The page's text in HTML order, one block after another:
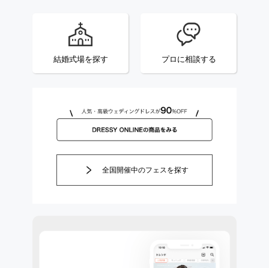
結婚式場を探す プロに相談する
全国開催中のフェスを探す